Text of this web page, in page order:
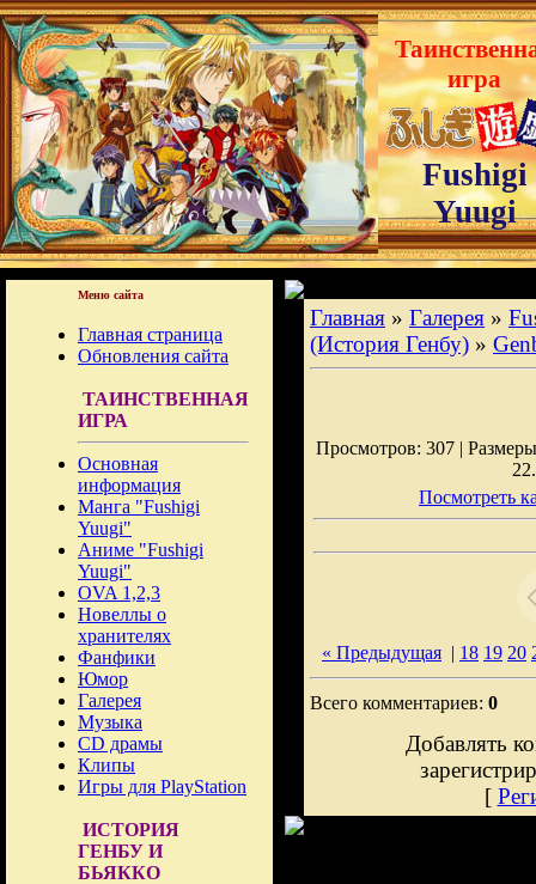
игра
Fushigi
Yuugi
Меню сайта
Главная страница
Обновления сайта
ТАИНСТВЕННАЯ
ИГРА
Основная
информация
Манга "Fushigi
Yuugi"
Аниме "Fushigi
Yuugi"
OVA 1,2,3
Новеллы о
хранителях
Фанфики
Юмор
Галерея
Музыка
CD драмы
Клипы
Игры для PlayStation
ИСТОРИЯ
ГЕНБУ И
БЬЯККО
Главная » Галерея »
(История Генбу) »
Просмотров: 307 |
Посмотреть
« Предыдущая | 18 19 20
Всего комментариев: 0
Добавлять
[